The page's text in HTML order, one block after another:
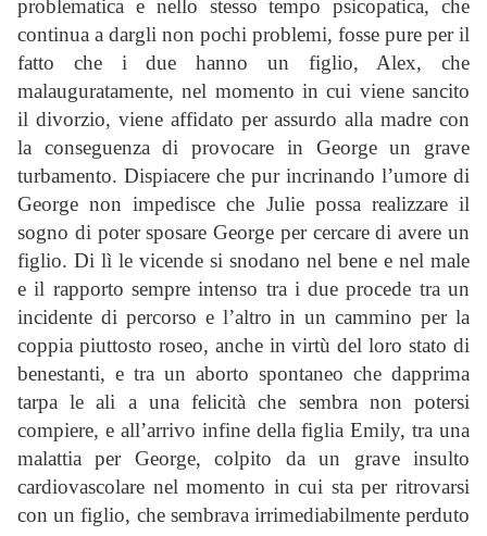
problematica e nello stesso tempo psicopatica, che
continua a dargli non pochi problemi, fosse pure per il
fatto che i due hanno un figlio, Alex, che
malauguratamente, nel momento in cui viene sancito
il divorzio, viene affidato per assurdo alla madre con
la conseguenza di provocare in George un grave
turbamento. Dispiacere che pur incrinando l’umore di
George non impedisce che Julie possa realizzare il
sogno di poter sposare George per cercare di avere un
figlio. Di lì le vicende si snodano nel bene e nel male
e il rapporto sempre intenso tra i due procede tra un
incidente di percorso e l’altro in un cammino per la
coppia piuttosto roseo, anche in virtù del loro stato di
benestanti, e tra un aborto spontaneo che dapprima
tarpa le ali a una felicità che sembra non potersi
compiere, e all’arrivo infine della figlia Emily, tra una
malattia per George, colpito da un grave insulto
cardiovascolare nel momento in cui sta per ritrovarsi
con un figlio, che sembrava irrimediabilmente perduto